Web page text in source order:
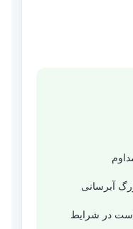
آبرسانی
در شرایط